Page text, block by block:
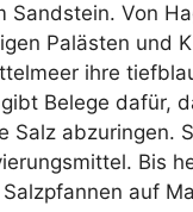
Von
Palästen und
ihre
Belege dafür,
abzuringen.
Bis
auf